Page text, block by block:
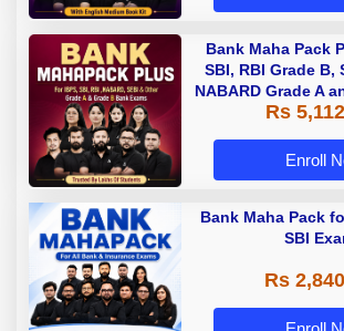
Bank Maha Pack
SBI, RBI Grade B,
NABARD Grade A
A & Grade B
Rs
Enroll
Bank Maha Pack
SBI
Rs